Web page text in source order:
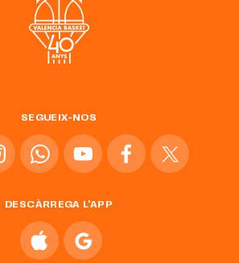
SEGUEIX-NOS
DESCÀRREGA L'APP